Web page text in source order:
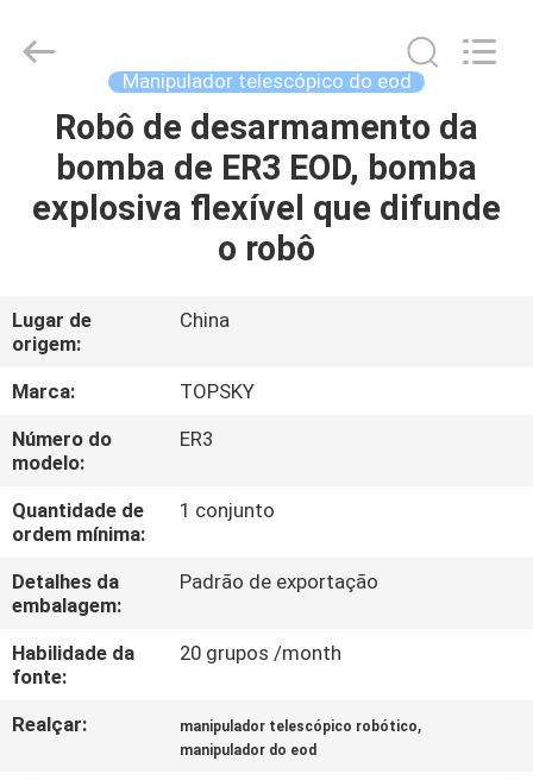
CASA
PRODUTOS
NÓS
EXCURSÃO
DA
FÁBRICA
CONTROLE
DA
CONTACTE-
NOS
Topsky
Century Holding Co.,Ltd.
Manipulador telescópico do eod
Robô de desarmamento da
bomba de ER3 EOD, bomba
explosiva flexível que difunde
o robô
Lugar de
origem:
China
Marca:
TOPSKY
Número do
modelo:
ER3
Quantidade de
ordem mínima:
1 conjunto
Detalhes da
embalagem:
Padrão de exportação
Habilidade da
fonte:
20 grupos /month
Realçar: manipulador telescópico robótico,
manipulador do eod